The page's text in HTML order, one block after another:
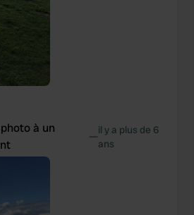
à un
—il y a plus de 6
ans